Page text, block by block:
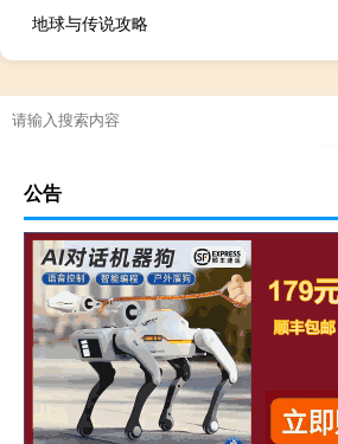
地球与传说攻略
公告